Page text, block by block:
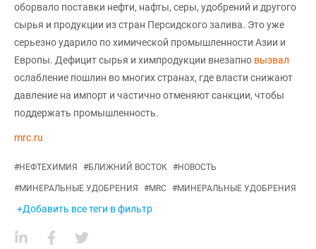
оборвало поставки нефти, нафты, серы, удобрений и другого
сырья и продукции из стран Персидского залива. Это уже
серьезно ударило по химической промышленности Азии и
Европы. Дефицит сырья и химпродукции внезапно вызвал
ослабление пошлин во многих странах, где власти снижают
давление на импорт и частично отменяют санкции, чтобы
поддержать промышленность.
mrc.ru
#НЕФТЕХИМИЯ #БЛИЖНИЙ ВОСТОК #НОВОСТЬ
#МИНЕРАЛЬНЫЕ УДОБРЕНИЯ #MRC #МИНЕРАЛЬНЫЕ УДОБРЕНИЯ
+Добавить все теги в фильтр